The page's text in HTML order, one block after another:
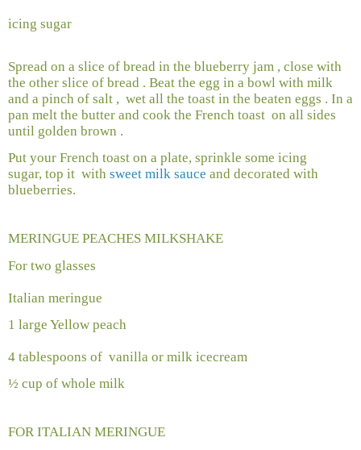
icing sugar
Spread on a slice of bread in the blueberry jam , close with
the other slice of bread . Beat the egg in a bowl with milk
and a pinch of salt , wet all the toast in the beaten eggs . In a
pan melt the butter and cook the French toast on all sides
until golden brown .
Put your French toast on a plate, sprinkle some icing
sugar, top it with sweet milk sauce and decorated with
blueberries.
MERINGUE PEACHES MILKSHAKE
For two glasses
Italian meringue
1 large Yellow peach
4 tablespoons of vanilla or milk icecream
½ cup of whole milk
FOR ITALIAN MERINGUE